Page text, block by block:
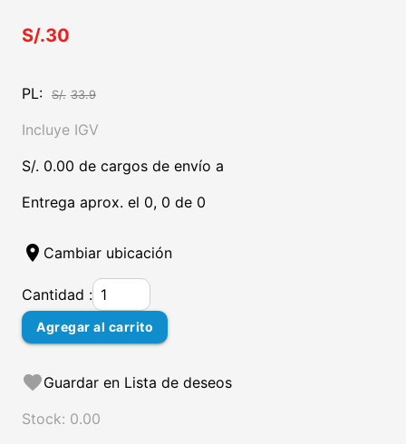
S/.30
PL: S/. 33.9
Incluye IGV
S/. 0.00 de cargos de envío a
Entrega aprox. el 0, 0 de 0
location_on Cambiar ubicación
Cantidad :
Agregar al carrito
favoriteGuardar en Lista de deseos
Stock: 0.00